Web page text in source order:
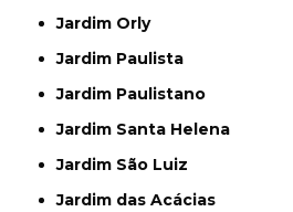
Jardim Orly
Jardim Paulista
Jardim Paulistano
Jardim Santa Helena
Jardim São Luiz
Jardim das Acácias